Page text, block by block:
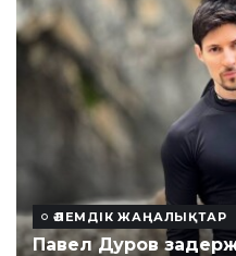
ӘЛЕМДІК ЖАҢАЛЫҚТАР
Павел Дуров